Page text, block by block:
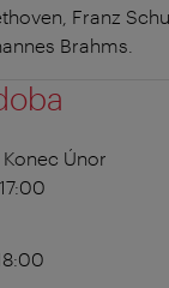
Franz
Brahms.
Únor